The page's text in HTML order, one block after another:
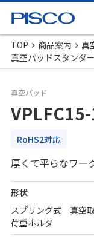
TOP 商品案内
真
真空パッドスタンダ
真空パッド
RoHS2対応
厚くて平らなワー
形状
スプリング式 真空
荷重ホルダ